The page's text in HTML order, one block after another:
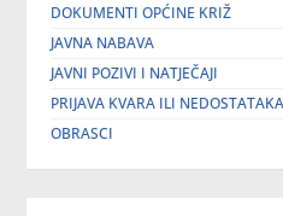
DOKUMENTI OPĆINE KRIŽ
JAVNA NABAVA
JAVNI POZIVI I NATJEČAJI
PRIJAVA KVARA ILI NEDOSTATAKA
OBRASCI